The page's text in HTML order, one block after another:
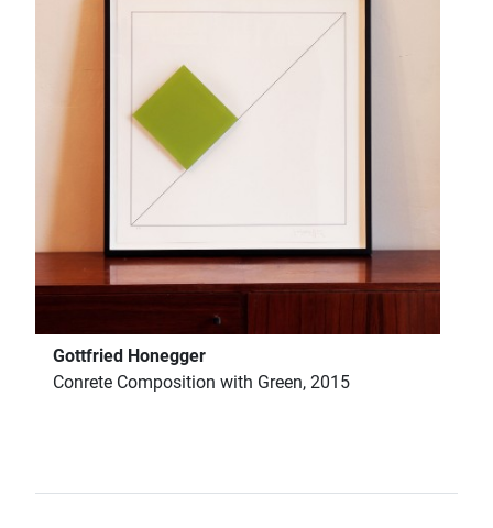
Gottfried Honegger
Conrete Composition with Green, 2015